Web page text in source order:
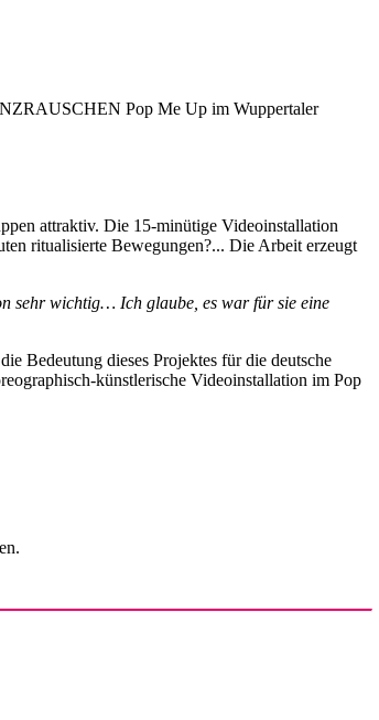
Pop Me Up im Wuppertaler
attraktiv. Die 15-minütige Videoinstallation
ritualisierte Bewegungen?... Die Arbeit erzeugt
sehr wichtig… Ich glaube, es war für sie eine
Bedeutung dieses Projektes für die deutsche
künstlerische Videoinstallation im Pop